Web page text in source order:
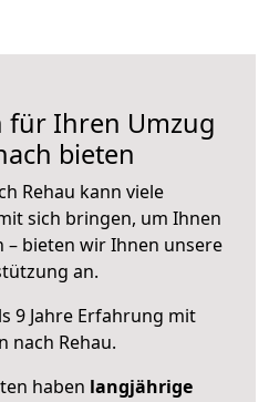
für Ihren Umzug
bieten
Rehau kann viele
sich bringen, um Ihnen
– bieten wir Ihnen unsere
an.
9 Jahre Erfahrung mit
nach Rehau.
haben langjährige